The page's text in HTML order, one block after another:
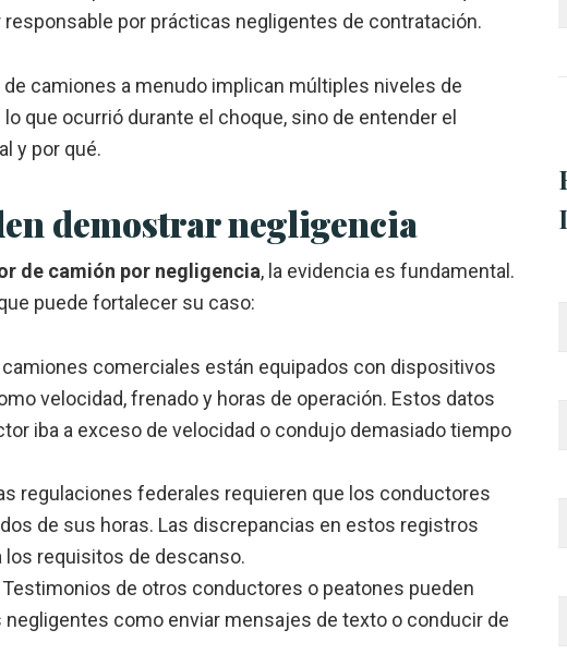
responsable por prácticas negligentes de contratación.
camiones a menudo implican múltiples niveles de
que ocurrió durante el choque, sino de entender el
y por qué.
demostrar negligencia
de camión por negligencia, la evidencia es fundamental.
puede fortalecer su caso:
camiones comerciales están equipados con dispositivos
velocidad, frenado y horas de operación. Estos datos
iba a exceso de velocidad o condujo demasiado tiempo
regulaciones federales requieren que los conductores
de sus horas. Las discrepancias en estos registros
los requisitos de descanso.
Testimonios de otros conductores o peatones pueden
como enviar mensajes de texto o conducir de